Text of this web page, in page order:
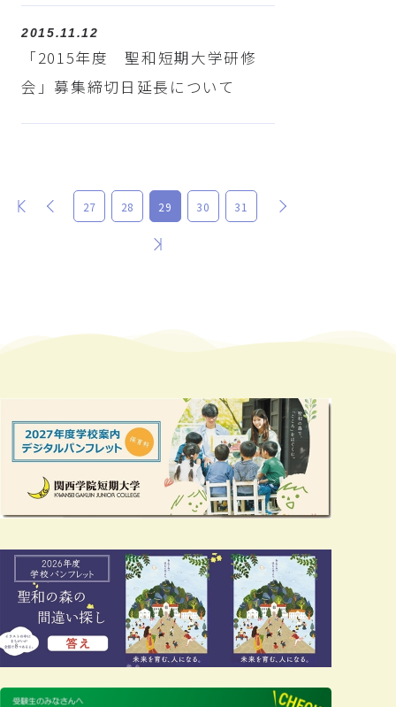
2015.11.12
「2015年度 聖和短期大学研修
会」募集締切日延長について
最初 前 27 28 29 30 31
最後